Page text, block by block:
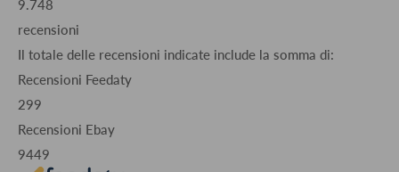
9.748
recensioni
Il totale delle recensioni indicate include la somma di:
Recensioni Feedaty
299
Recensioni Ebay
9449